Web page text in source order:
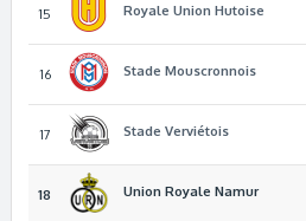
15 Royale Union Hutoise
16 Stade Mouscronnois
17 Stade Verviétois
18 Union Royale Namur